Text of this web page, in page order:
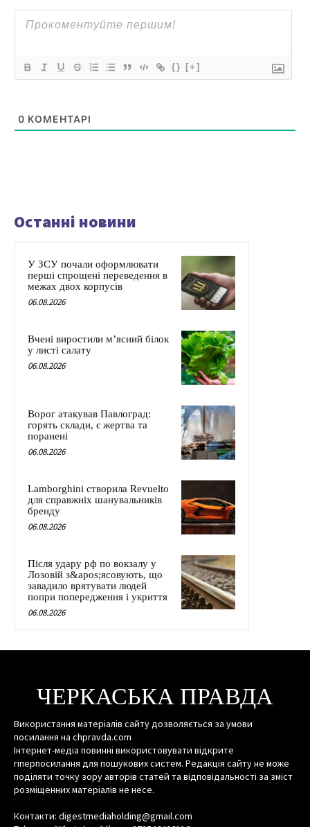
{} [+]
0 КОМЕНТАРІ
Останні новини
У ЗСУ почали оформлювати
перші спрощені переведення в
межах двох корпусів
06.08.2026
Вчені виростили м’ясний білок
у листі салату
06.08.2026
Ворог атакував Павлоград:
горять склади, є жертва та
поранені
06.08.2026
Lamborghini створила Revuelto
для справжніх шанувальників
бренду
06.08.2026
Після удару рф по вокзалу у
Лозовій з&apos;ясовують, що
завадило врятувати людей
попри попередження і укриття
06.08.2026
ЧЕРКАСЬКА ПРАВДА
Використання матеріалів сайту дозволяється за умови
посилання на chpravda.com
Інтернет-медіа повинні використовувати відкрите
гіперпосилання для пошукових систем. Редакція сайту не може
поділяти точку зору авторів статей та відповідальності за зміст
розміщенних матеріалів не несе.
Контакти: digestmediaholding@gmail.com